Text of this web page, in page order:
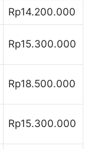
Rp14.200.000
Rp15.300.000
Rp18.500.000
Rp15.300.000